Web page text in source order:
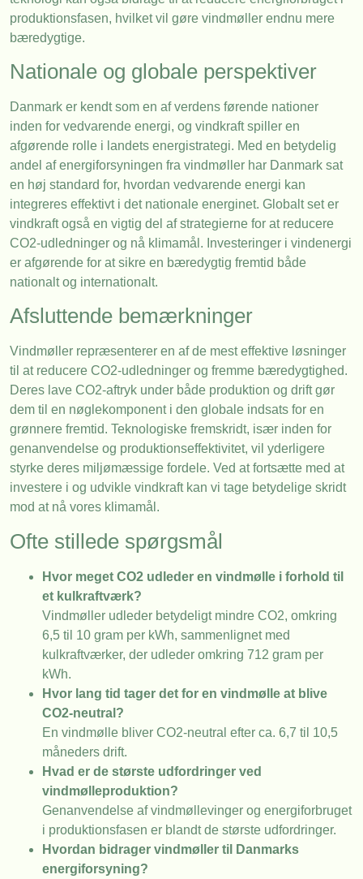
produktionsfasen, hvilket vil gøre vindmøller endnu mere
bæredygtige.
Nationale og globale perspektiver
Danmark er kendt som en af verdens førende nationer
inden for vedvarende energi, og vindkraft spiller en
afgørende rolle i landets energistrategi. Med en betydelig
andel af energiforsyningen fra vindmøller har Danmark sat
en høj standard for, hvordan vedvarende energi kan
integreres effektivt i det nationale energinet. Globalt set er
vindkraft også en vigtig del af strategierne for at reducere
CO2-udledninger og nå klimamål. Investeringer i vindenergi
er afgørende for at sikre en bæredygtig fremtid både
nationalt og internationalt.
Afsluttende bemærkninger
Vindmøller repræsenterer en af de mest effektive løsninger
til at reducere CO2-udledninger og fremme bæredygtighed.
Deres lave CO2-aftryk under både produktion og drift gør
dem til en nøglekomponent i den globale indsats for en
grønnere fremtid. Teknologiske fremskridt, især inden for
genanvendelse og produktionseffektivitet, vil yderligere
styrke deres miljømæssige fordele. Ved at fortsætte med at
investere i og udvikle vindkraft kan vi tage betydelige skridt
mod at nå vores klimamål.
Ofte stillede spørgsmål
Hvor meget CO2 udleder en vindmølle i forhold til
et kulkraftværk?
Vindmøller udleder betydeligt mindre CO2, omkring
6,5 til 10 gram per kWh, sammenlignet med
kulkraftværker, der udleder omkring 712 gram per
kWh.
Hvor lang tid tager det for en vindmølle at blive
CO2-neutral?
En vindmølle bliver CO2-neutral efter ca. 6,7 til 10,5
måneders drift.
Hvad er de største udfordringer ved
vindmølleproduktion?
Genanvendelse af vindmøllevinger og energiforbruget
i produktionsfasen er blandt de største udfordringer.
Hvordan bidrager vindmøller til Danmarks
energiforsyning?